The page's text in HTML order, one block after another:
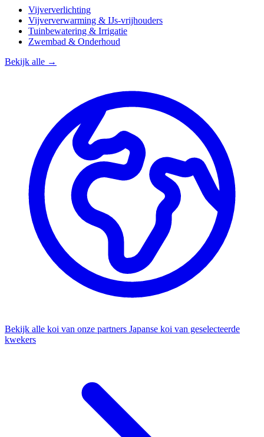
Vijververlichting
Vijververwarming & IJs-vrijhouders
Tuinbewatering & Irrigatie
Zwembad & Onderhoud
Bekijk alle →
Bekijk alle koi van onze partners Japanse koi van geselecteerde
kwekers